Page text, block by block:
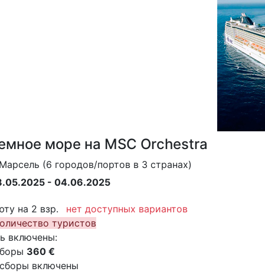
море на MSC Orchestra
Марсель (6 городов/портов в 3 странах)
- 04.06.2025
на 2 взр.
нет доступных вариантов
туристов
включены:
360 €
включены